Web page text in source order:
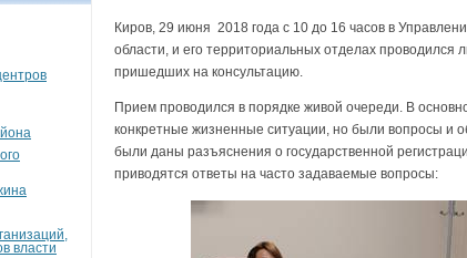
власти
Киров, 29 июня 2018 года с 10 до 16 часов в
области, и его территориальных отделах проводился
пришедших на консультацию.
Прием проводился в порядке живой очереди. В
конкретные жизненные ситуации, но были вопросы и
были даны разъяснения о государственной
приводятся ответы на часто задаваемые вопросы: